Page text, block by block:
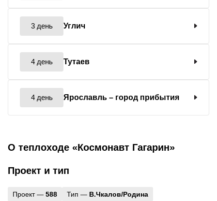
3 день Углич
4 день Тутаев
4 день Ярославль – город прибытия
О теплоходе «Космонавт Гагарин»
Проект и тип
Проект — 588 Тип — В.Чкалов/Родина